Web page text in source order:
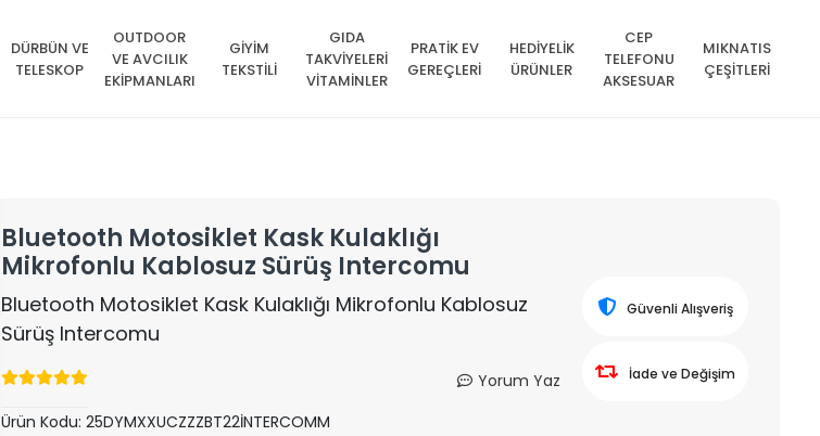
DÜRBÜN VE
TELESKOP
OUTDOOR
VE AVCILIK
EKİPMANLARI
GİYİM
TEKSTİLİ
GIDA
TAKVİYELERİ
VİTAMİNLER
PRATİK EV
GEREÇLERİ
HEDİYELİK
ÜRÜNLER
CEP
TELEFONU
AKSESUAR
MIKNATIS
ÇEŞİTLERİ
Bluetooth Motosiklet Kask Kulaklığı
Mikrofonlu Kablosuz Sürüş Intercomu
Bluetooth Motosiklet Kask Kulaklığı Mikrofonlu Kablosuz
Sürüş Intercomu
Yorum Yaz
Ürün Kodu:25DYMXXUCZZZBT22İNTERCOMM
Güvenli Alışveriş
İade ve Değişim